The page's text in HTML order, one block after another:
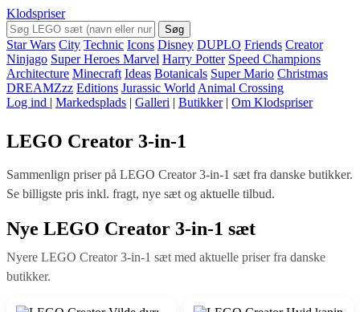
Klodspriser
Søg
Star Wars City Technic Icons Disney DUPLO Friends Creator
Ninjago Super Heroes Marvel Harry Potter Speed Champions
Architecture Minecraft Ideas Botanicals Super Mario Christmas
DREAMZzz Editions Jurassic World Animal Crossing
Log ind | Markedsplads | Galleri | Butikker | Om Klodspriser
LEGO Creator 3-in-1
Sammenlign priser på LEGO Creator 3-in-1 sæt fra danske butikker.
Se billigste pris inkl. fragt, nye sæt og aktuelle tilbud.
Nye LEGO Creator 3-in-1 sæt
Nyere LEGO Creator 3-in-1 sæt med aktuelle priser fra danske
butikker.